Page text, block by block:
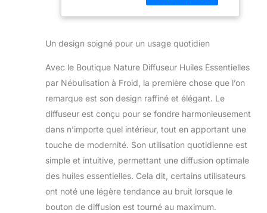
des huiles
essentielles En
les qualités et les
huiles essentielles
par une diffusion à
froid, ne chauffant
Silencieux -
diffusion à froid, ne
chauffe pas les
huiles Variateur de
de diffusion 100 m²
Un design soigné pour un usage quotidien
Avec le Boutique Nature Diffuseur Huiles Essentielles
par Nébulisation à Froid, la première chose que l’on
remarque est son design raffiné et élégant. Le
diffuseur est conçu pour se fondre harmonieusement
dans n’importe quel intérieur, tout en apportant une
touche de modernité. Son utilisation quotidienne est
simple et intuitive, permettant une diffusion optimale
des huiles essentielles. Cela dit, certains utilisateurs
ont noté une légère tendance au bruit lorsque le
bouton de diffusion est tourné au maximum.